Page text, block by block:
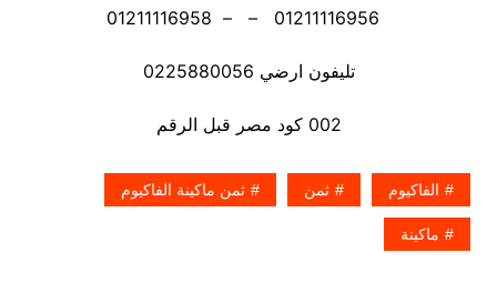
تليفون ارضي 0225880056
002 كود مصر قبل الرقم
الفاكيوم ثمن ثمن ماكينة الفاكيوم
ماكينة